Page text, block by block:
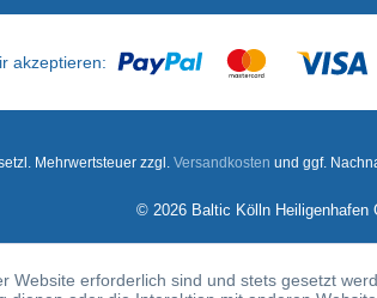
Mehrwertsteuer zzgl. Versandkosten und ggf.
© 2026 Baltic Kölln Heiligenhafen
erforderlich sind und stets gesetzt